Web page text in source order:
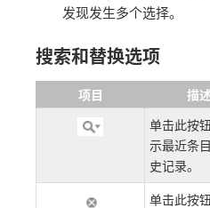
发现发生多个选择。
搜索和替换选项
项目 描述
单击此按
示最近条
史记录。
单击此按